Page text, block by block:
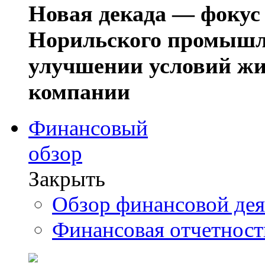
Новая декада — фокус
Норильского
улучшении условий
компании
Финансовый
обзор
Закрыть
Обзор финансовой
Финансовая